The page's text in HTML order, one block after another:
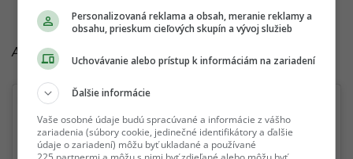
Anna Mila
Personalizovaná reklama a obsah, meranie reklamy a
obsahu, prieskum cieľových skupín a vývoj služieb
Uchovávanie alebo prístup k informáciám na zariadení
Ďalšie informácie
Vaše osobné údaje budú spracúvané a informácie z vášho
zariadenia (súbory cookie, jedinečné identifikátory a ďalšie
údaje o zariadení) môžu byť ukladané a používané